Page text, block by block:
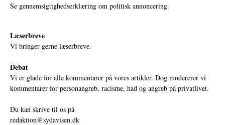
Se gennemsigtighedserklæring om politisk annoncering.
Læserbreve
Vi bringer gerne læserbreve.
Debat
Vi er glade for alle kommentarer på vores artikler. Dog modererer vi
kommentarer for personangreb, racisme, had og angreb på privatlivet.
Du kan skrive til os på
redaktion@sydavisen.dk